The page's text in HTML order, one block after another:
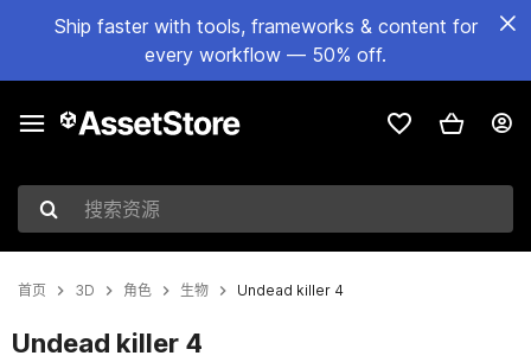
Ship faster with tools, frameworks & content for
every workflow — 50% off.
搜索资源
首页 3D 角色 生物 Undead killer 4
Undead killer 4